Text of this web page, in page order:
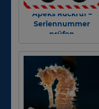
Apeks Rückruf –
Seriennummer
prüfen